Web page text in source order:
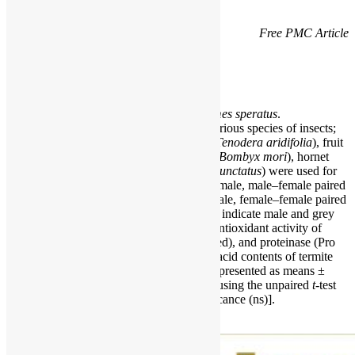
Free PMC Article
Reticulitermes speratus.
(A) Free radical scavenging activities in various species of insects;
Tenodera aridifolia), fruit
Bombyx mori), hornet
Pristomyrmex punctatus) were used for
DPPH radical scavenging assays. Male–female, male–female paired
young primary reproductives; Female–female, female–female paired
young primary reproductives. Black boxes indicate male and grey
boxes indicate female (n = 3–6). (B) The antioxidant activity of
termite soldiers after the control, heat (boiled), and proteinase (Pro
K) treatments (n = 3–6). (C) The ascorbic acid contents of termite
workers and soldiers (n = 3). (D) Data are presented as means ±
s.e.m. Statistical significance was assayed using the unpaired t-test
followed by Holm’s adjustment [no significance (ns)].